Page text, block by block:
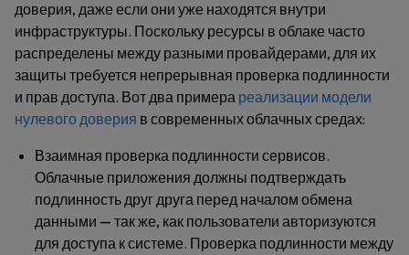
доверия, даже если они уже находятся внутри
инфраструктуры. Поскольку ресурсы в облаке часто
распределены между разными провайдерами, для их
защиты требуется непрерывная проверка подлинности
и прав доступа. Вот два примера реализации модели
нулевого доверия в современных облачных средах:
Взаимная проверка подлинности сервисов.
Облачные приложения должны подтверждать
подлинность друг друга перед началом обмена
данными — так же, как пользователи авторизуются
для доступа к системе. Проверка подлинности между